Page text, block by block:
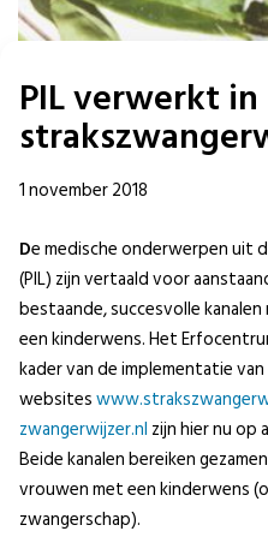
PIL verwerkt in
1 november 2018
De medische onderwerpen uit
(PIL) zijn vertaald voor
bestaande, succesvolle
een kinderwens. Het
kader van de implementatie van
websites
zwangerwijzer.nl zijn hier nu op
Beide kanalen bereiken
vrouwen met een kinderwens
zwangerschap).